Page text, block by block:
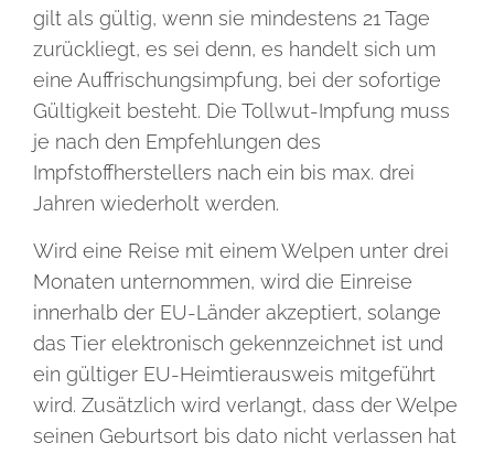
gilt als gültig, wenn sie mindestens 21 Tage
zurückliegt, es sei denn, es handelt sich um
eine Auffrischungsimpfung, bei der sofortige
Gültigkeit besteht. Die Tollwut-Impfung muss
je nach den Empfehlungen des
Impfstoffherstellers nach ein bis max. drei
Jahren wiederholt werden.
Wird eine Reise mit einem Welpen unter drei
Monaten unternommen, wird die Einreise
innerhalb der EU-Länder akzeptiert, solange
das Tier elektronisch gekennzeichnet ist und
ein gültiger EU-Heimtierausweis mitgeführt
wird. Zusätzlich wird verlangt, dass der Welpe
seinen Geburtsort bis dato nicht verlassen hat